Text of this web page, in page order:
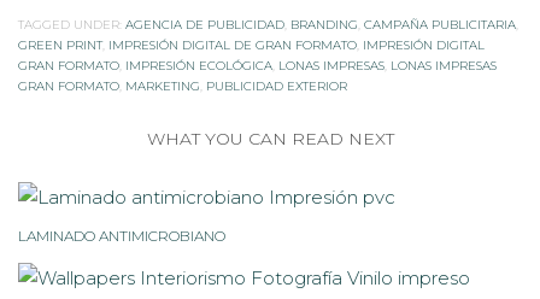
TAGGED UNDER: AGENCIA DE PUBLICIDAD BRANDING CAMPAÑA PUBLICITARIA
GREEN PRINT, IMPRESIÓN DIGITAL DE GRAN FORMATO IMPRESIÓN DIGITAL
GRAN FORMATO IMPRESIÓN ECOLÓGICA LONAS IMPRESAS LONAS IMPRESAS
GRAN FORMATO MARKETING PUBLICIDAD EXTERIOR
WHAT YOU CAN READ NEXT
LAMINADO ANTIMICROBIANO